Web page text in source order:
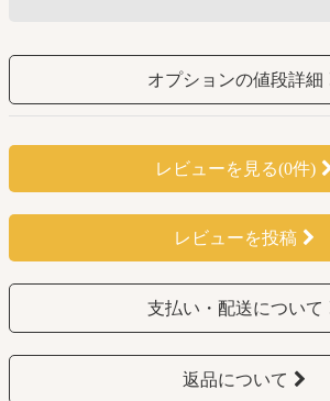
オプションの値段詳細
レビューを見る(0件)
レビューを投稿
支払い・配送について
返品について